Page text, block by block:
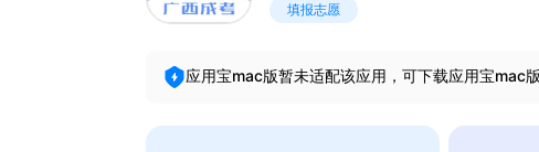
填报志愿
应用宝mac版暂未适配该应用，可下载应用宝mac